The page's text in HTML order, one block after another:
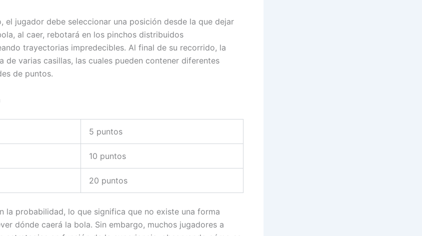
el jugador debe seleccionar una posición desde la que dejar
al caer, rebotará en los pinchos distribuidos
trayectorias impredecibles. Al final de su recorrido, la
de varias casillas, las cuales pueden contener diferentes
de puntos.
5 puntos
10 puntos
20 puntos
la probabilidad, lo que significa que no existe una forma
dónde caerá la bola. Sin embargo, muchos jugadores a